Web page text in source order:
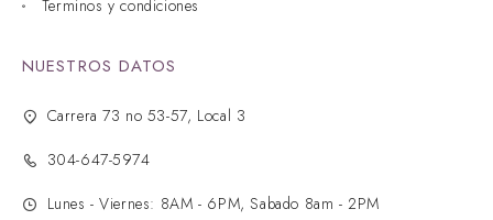
Terminos y condiciones
NUESTROS DATOS
Carrera 73 no 53-57, Local 3
304-647-5974
Lunes - Viernes: 8AM - 6PM, Sabado 8am - 2PM